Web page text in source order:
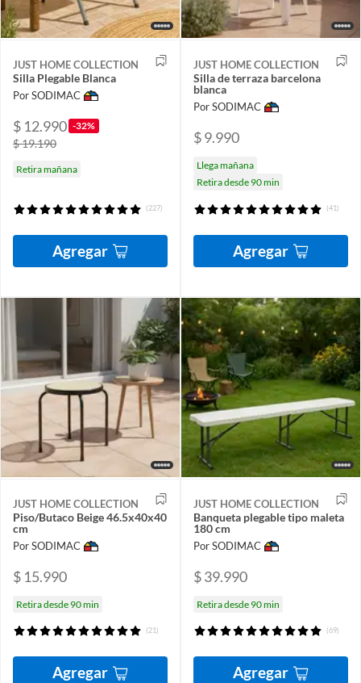
JUST HOME COLLECTION
Silla Plegable Blanca
Por SODIMAC
$ 12.990 -32%
$ 19.190
Retira mañana
(227)
Agregar
JUST HOME COLLECTION
Silla de terraza barcelona
blanca
Por SODIMAC
$ 9.990
Llega mañana
Retira desde 90 min
(41)
Agregar
JUST HOME COLLECTION
Piso/Butaco Beige 46.5x40x40
cm
Por SODIMAC
$ 15.990
Retira desde 90 min
(21)
Agregar
JUST HOME COLLECTION
Banqueta plegable tipo maleta
180 cm
Por SODIMAC
$ 39.990
Retira desde 90 min
(69)
Agregar